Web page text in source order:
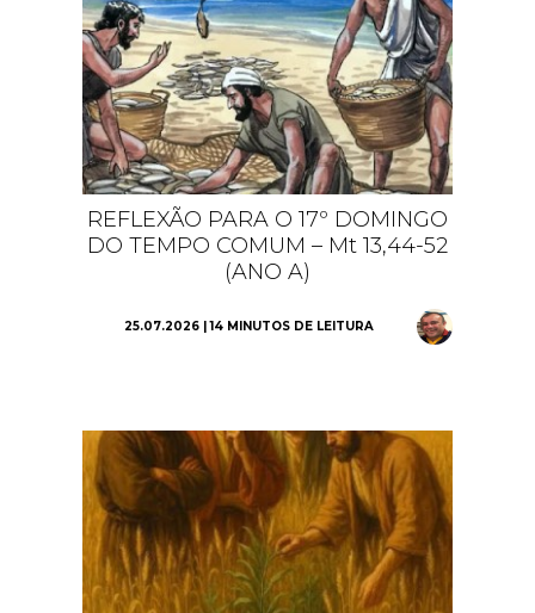
REFLEXÃO PARA O 17º DOMINGO
DO TEMPO COMUM – Mt 13,44-52
(ANO A)
25.07.2026 | 14 MINUTOS DE LEITURA